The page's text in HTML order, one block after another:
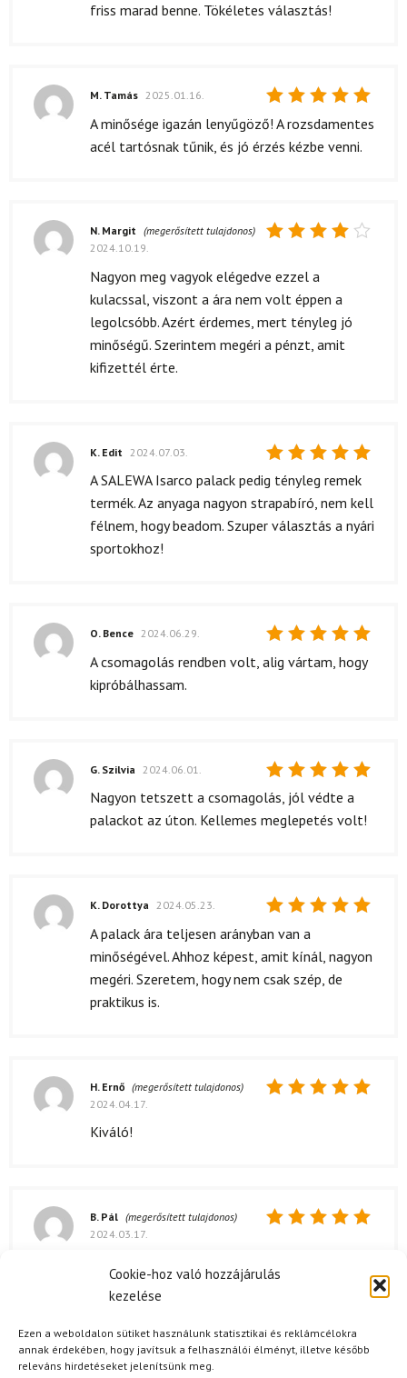
Cookie-hoz való hozzájárulás
kezelése
Ezen a weboldalon sütiket használunk statisztikai és reklámcélokra
annak érdekében, hogy javítsuk a felhasználói élményt, illetve később
releváns hirdetéseket jelenítsünk meg.
friss marad benne. Tökéletes választás!
Értékelés:
M. Tamás 2025.01.16.
A minősége igazán lenyűgöző! A rozsdamentes
acél tartósnak tűnik, és jó érzés kézbe venni.
4/ 5
N. Margit (megerősített tulajdonos)
2024.10.19.
Nagyon meg vagyok elégedve ezzel a
kulacssal, viszont a ára nem volt éppen a
legolcsóbb. Azért érdemes, mert tényleg jó
minőségű. Szerintem megéri a pénzt, amit
kifizettél érte.
Értékelés:
5
/ 5
K. Edit 2024.07.03.
A SALEWA Isarco palack pedig tényleg remek
termék. Az anyaga nagyon strapabíró, nem kell
félnem, hogy beadom. Szuper választás a nyári
sportokhoz!
Értékelés:
5/ 5
O. Bence 2024.06.29.
A csomagolás rendben volt, alig vártam, hogy
kipróbálhassam.
Értékelés:
/ 5
G. Szilvia 2024.06.01.
Nagyon tetszett a csomagolás, jól védte a
palackot az úton. Kellemes meglepetés volt!
Értékelés:
K. Dorottya 2024.05.23.
A palack ára teljesen arányban van a
minőségével. Ahhoz képest, amit kínál, nagyon
megéri. Szeretem, hogy nem csak szép, de
praktikus is.
H. Ernő (megerősített tulajdonos)
2024.04.17.
Kiváló!
B. Pál (megerősített tulajdonos)
2024.03.17.
Kérdése van?